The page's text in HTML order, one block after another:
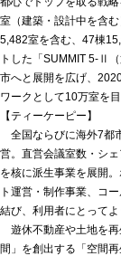
室（建築・設計中を含
5,482室を含む、47棟
トした「SUMMIT 5-Ⅱ
市へと展開を広げ、
ワークとして10万室を目
【ティーケーピー】
全国ならびに海外7都
営。直営会議室数・シ
を核に派生事業を展開
ト運営・制作事業、コ
結び、利用者にとって
遊休不動産や土地を再
間」を創出する「空間